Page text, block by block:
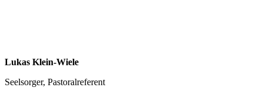
Lukas Klein-Wiele
Seelsorger, Pastoralreferent